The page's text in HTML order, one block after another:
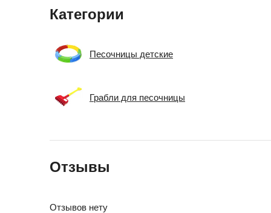
Категории
Песочницы детские
Грабли для песочницы
Отзывы
Отзывов нету